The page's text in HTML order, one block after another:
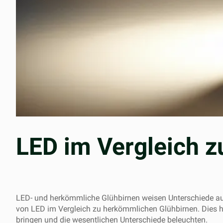
LED im Vergleich
LED- und herkömmliche Glühbirnen weisen Unterschiede
von LED im Vergleich zu herkömmlichen Glühbirnen.
bringen und die wesentlichen Unterschiede beleuchten.